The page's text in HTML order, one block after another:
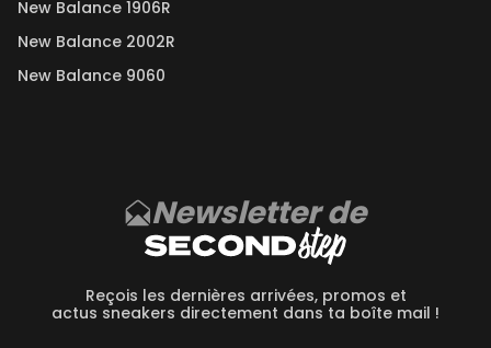
New Balance 1906R
New Balance 2002R
New Balance 9060
Newsletter de
Reçois les dernières arrivées, promos et
actus sneakers directement dans ta boîte mail !